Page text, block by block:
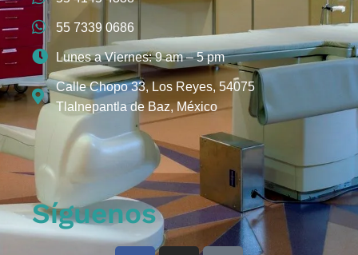
55 7339 0686
Lunes a Viernes: 9 am – 5 pm
Calle Chopo 33, Los Reyes, 54075
Tlalnepantla de Baz, México
Síguenos